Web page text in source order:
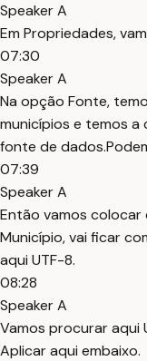
Speaker A
Em Propriedades,
07:30
Speaker A
Na opção Fonte,
municípios e temos
fonte de
07:39
Speaker A
Então vamos colocar
Município, vai ficar
aqui UTF-8.
08:28
Speaker A
Vamos procurar aqui
Aplicar aqui embaixo.